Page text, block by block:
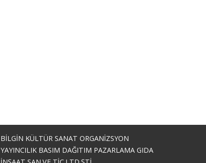
BİLGİN KÜLTÜR SANAT ORGANİZSYON
YAYINCILIK BASIM DAĞITIM PAZARLAMA GIDA